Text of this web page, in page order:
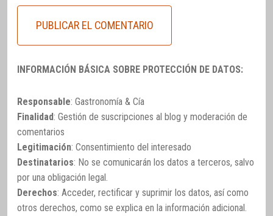
INFORMACIÓN BÁSICA SOBRE PROTECCIÓN DE DATOS:
Responsable: Gastronomía & Cía
Finalidad: Gestión de suscripciones al blog y moderación de
comentarios
Legitimación: Consentimiento del interesado
Destinatarios: No se comunicarán los datos a terceros, salvo
por una obligación legal.
Derechos: Acceder, rectificar y suprimir los datos, así como
otros derechos, como se explica en la información adicional.